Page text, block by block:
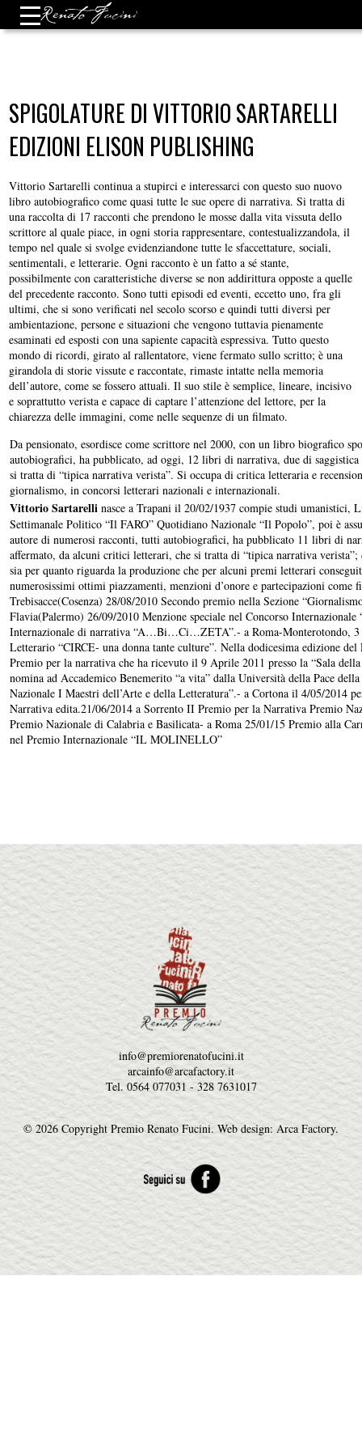
SPIGOLATURE DI VITTORIO SARTARELLI
EDIZIONI ELISON PUBLISHING
Vittorio Sartarelli continua a stupirci e interessarci con questo suo nuovo
libro autobiografico come quasi tutte le sue opere di narrativa. Si tratta di
una raccolta di 17 racconti che prendono le mosse dalla vita vissuta dello
scrittore al quale piace, in ogni storia rappresentare, contestualizzandola, il
tempo nel quale si svolge evidenziandone tutte le sfaccettature, sociali,
sentimentali, e letterarie. Ogni racconto è un fatto a sé stante,
possibilmente con caratteristiche diverse se non addirittura opposte a quelle
del precedente racconto. Sono tutti episodi ed eventi, eccetto uno, fra gli
ultimi, che si sono verificati nel secolo scorso e quindi tutti diversi per
ambientazione, persone e situazioni che vengono tuttavia pienamente
esaminati ed esposti con una sapiente capacità espressiva. Tutto questo
mondo di ricordi, girato al rallentatore, viene fermato sullo scritto; è una
girandola di storie vissute e raccontate, rimaste intatte nella memoria
dell’autore, come se fossero attuali. Il suo stile è semplice, lineare, incisivo
e soprattutto verista e capace di captare l’attenzione del lettore, per la
chiarezza delle immagini, come nelle sequenze di un filmato.
Da pensionato, esordisce come scrittore nel 2000, con un libro biografico
autobiografici, ha pubblicato, ad oggi, 12 libri di narrativa, due di
si tratta di “tipica narrativa verista”. Si occupa di critica letteraria e
giornalismo, in concorsi letterari nazionali e internazionali.
Vittorio Sartarelli nasce a Trapani il 20/02/1937 compie studi
Settimanale Politico “Il FARO” Quotidiano Nazionale “Il Popolo”, poi è
autore di numerosi racconti, tutti autobiografici, ha pubblicato 11 libri di
affermato, da alcuni critici letterari, che si tratta di “tipica narrativa
sia per quanto riguarda la produzione che per alcuni premi letterari
numerosissimi ottimi piazzamenti, menzioni d’onore e partecipazioni
Trebisacce(Cosenza) 28/08/2010 Secondo premio nella Sezione
Flavia(Palermo) 26/09/2010 Menzione speciale nel Concorso
Internazionale di narrativa “A…Bi…Ci…ZETA”.- a Roma-Monterotondo, 3
Letterario “CIRCE- una donna tante culture”. Nella dodicesima edizione
Premio per la narrativa che ha ricevuto il 9 Aprile 2011 presso la “Sala
nomina ad Accademico Benemerito “a vita” dalla Università della Pace
Nazionale I Maestri dell’Arte e della Letteratura”.- a Cortona il 4/05/2014
Narrativa edita.21/06/2014 a Sorrento II Premio per la Narrativa Premio
Premio Nazionale di Calabria e Basilicata- a Roma 25/01/15 Premio alla
nel Premio Internazionale “IL MOLINELLO”
info@premiorenatofucini.it
arcainfo@arcafactory.it
Tel. 0564 077031 - 328 7631017
© 2026 Copyright Premio Renato Fucini.Web design: Arca Factory.